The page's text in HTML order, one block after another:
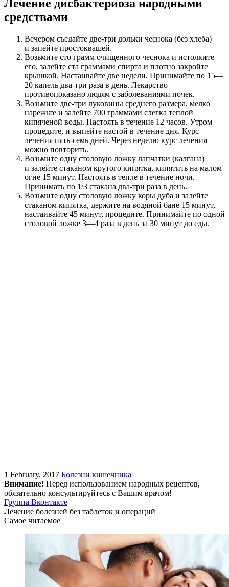
Лечение дисбактериоза народными
средствами
Вечером съедайте две-три дольки чеснока (без хлеба)
и запейте простоквашей.
Возьмите сто грамм очищенного чеснока и истолките
его, залейте ста граммами спирта и плотно закройте
крышкой. Настаивайте две недели. Принимайте по 15—
20 капель два-три раза в день. Лекарство
противопоказано людям с заболеваниями почек.
Возьмите две-три луковицы среднего размера, мелко
нарежьте и залейте 700 граммами слегка теплой
кипяченой воды. Настоять в течение 12 часов. Утром
процедите, и выпейте настой в течение дня. Курс
лечения пять-семь дней. Через неделю курс лечения
можно повторить.
Возьмите одну столовую ложку лапчатки (калгана)
и залейте стаканом крутого кипятка, кипятить на малом
огне 15 минут. Настоять в тепле в течение ночи.
Принимать по 1/3 стакана два-три раза в день.
Возьмите одну столовую ложку коры дуба и залейте
стаканом кипятка, держите на водяной бане 15 минут,
настаивайте 45 минут, процедите. Принимайте по одной
столовой ложке 3—4 раза в день за 30 минут до еды.
1 February, 2017 Болезни кишечника
Внимание! Перед использованием народных рецептов,
обязательно консультируйтесь с Вашим врачом!
Группа Вконтакте
Лечение болезней без таблеток и операций
Самое читаемое